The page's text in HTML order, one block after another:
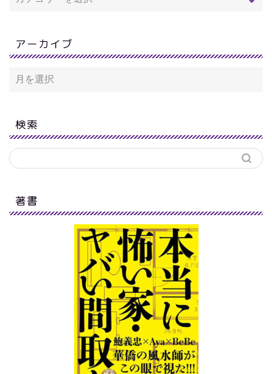
アーカイブ
検索
著書